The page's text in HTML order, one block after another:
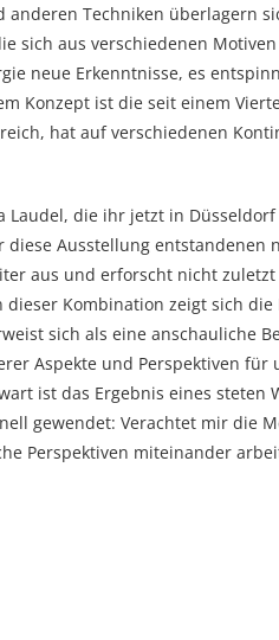
anderen Techniken überlagern
sich aus verschiedenen
neue Erkenntnisse, es
Konzept ist die seit einem
hat auf verschiedenen
Laudel, die ihr jetzt in
diese Ausstellung entstandenen
aus und erforscht nicht zuletzt
Kombination zeigt sich die
sich als eine anschauliche
Aspekte und Perspektiven für
ist das Ergebnis eines steten
gewendet: Verachtet mir die
Perspektiven miteinander